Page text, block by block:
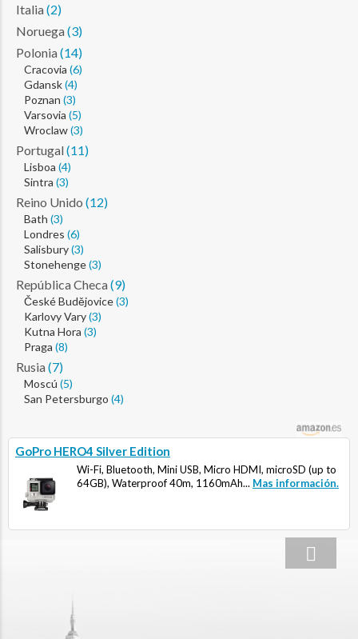
Italia (2)
Noruega (3)
Polonia (14)
Cracovia (6)
Gdansk(4)
Poznan (3)
Varsovia (5)
Wroclaw(3)
Portugal (11)
Lisboa (4)
Sintra (3)
Reino Unido (12)
Bath (3)
Londres (6)
Salisbury(3)
Stonehenge(3)
República Checa (9)
České Budějovice(3)
Karlovy Vary(3)
Kutna Hora (3)
Praga (8)
Rusia (7)
Moscú (5)
San Petersburgo (4)
GoPro HERO4 Silver Edition
Wi-Fi, Bluetooth, Mini USB, Micro HDMI, microSD (up to
64GB), Waterproof 40m, 1160mAh... Mas información.